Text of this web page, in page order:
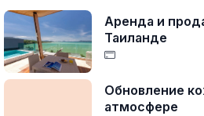
Аренда и
Таиланде
Обновление
атмосфере